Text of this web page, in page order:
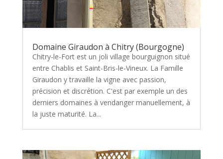
Domaine Giraudon à Chitry (Bourgogne)
Chitry-le-Fort est un joli village bourguignon situé
entre Chablis et Saint-Bris-le-Vineux. La Famille
Giraudon y travaille la vigne avec passion,
précision et discrétion. C'est par exemple un des
derniers domaines à vendanger manuellement, à
la juste maturité. La...